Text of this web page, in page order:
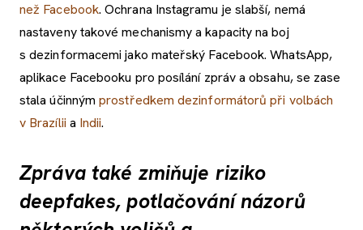
než Facebook. Ochrana Instagramu je slabší, nemá
nastaveny takové mechanismy a kapacity na boj
s dezinformacemi jako mateřský Facebook. WhatsApp,
aplikace Facebooku pro posílání zpráv a obsahu, se zase
stala účinnýmprostředkem dezinformátorů při volbách
v Brazílii a Indii.
Zpráva také zmiňuje riziko
deepfakes, potlačování názorů